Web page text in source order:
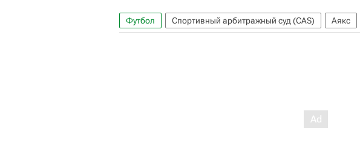
Футбол Спортивный арбитражный суд (CAS) Аякс